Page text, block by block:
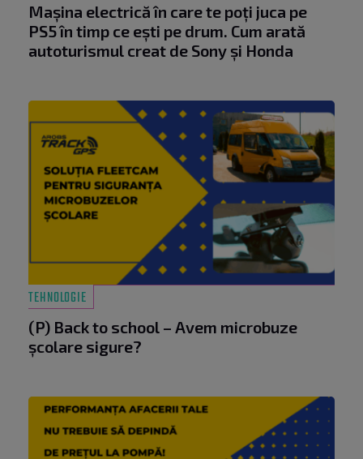
Mașina electrică în care te poți juca pe
PS5 în timp ce ești pe drum. Cum arată
autoturismul creat de Sony și Honda
TEHNOLOGIE
(P) Back to school – Avem microbuze
școlare sigure?